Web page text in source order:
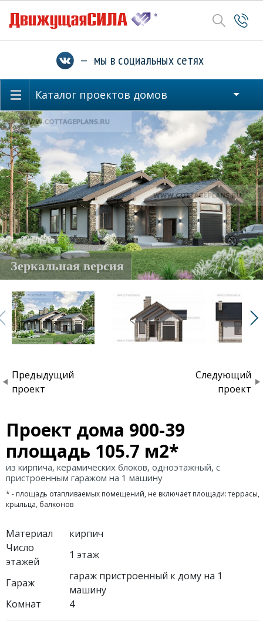
— мы в социальных сетях
Каталог проектов домов
Зеркальная версия
Предыдущий
проект
Следующий
проект
Проект дома 900-39
площадь 105.7 м2*
из кирпича, керамических блоков, одноэтажный, с
пристроенным гаражом на 1 машину
* - площадь отапливаемых помещений, не включает площади: террасы,
крыльца, балконов
Материал
кирпич
Число
этажей
1 этаж
Гараж
гараж пристроенный к дому на 1
машину
Комнат
4